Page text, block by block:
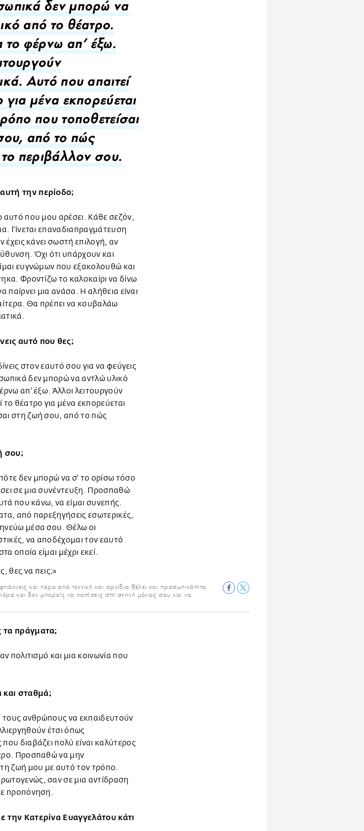
δεν μπορώ να
από το θέατρο.
το φέρνω απ' έξω.
Αυτό που απαιτεί
για μένα εκπορεύεται
που τοποθετείσαι
από το πώς
το περιβάλλον σου.
την περίοδο;
αυτό που μου αρέσει. Κάθε σεζόν,
Γίνεται επαναδιαπραγμάτευση
έχεις κάνει σωστή επιλογή, αν
Όχι ότι υπάρχουν και
ευγνώμων που εξακολουθώ και
Φροντίζω το καλοκαίρι να δίνω
παίρνει μια ανάσα. Η αλήθεια είναι
Θα πρέπει να κουβαλάω
αυτό που θες;
στον εαυτό σου για να φεύγεις
δεν μπορώ να αντλώ υλικό
απ' έξω. Άλλοι λειτουργούν
θέατρο για μένα εκπορεύεται
στη ζωή σου, από το πώς
σου;
δεν μπορώ να σ' το ορίσω τόσο
σε μια συνέντευξη. Προσπαθώ
που κάνω, να είμαι συνεπής.
από παρεξηγήσεις εσωτερικές,
μέσα σου. Θέλω οι
να αποδέχομαι τον εαυτό
οποία είμαι μέχρι εκεί.
και πέρα από τεχνική και αρχίδια θέλει και προσωπικότητα
και δεν μπορείς να πατήσεις στη σκηνή μόνος σου και να
τα πράγματα;
πολιτισμό και μια κοινωνία που
σταθμά;
τους ανθρώπους να εκπαιδευτούν
έτσι όπως
διαβάζει πολύ είναι καλύτερος
Προσπαθώ να μην
ζωή μου με αυτό τον τρόπο.
σαν σε μια αντίδραση
προπόνηση.
Κατερίνα Ευαγγελάτου κάτι